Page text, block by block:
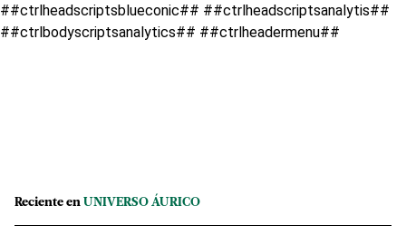
##ctrlheadscriptsblueconic## ##ctrlheadscriptsanalytis##
##ctrlbodyscriptsanalytics## ##ctrlheadermenu##
Reciente en UNIVERSO ÁURICO